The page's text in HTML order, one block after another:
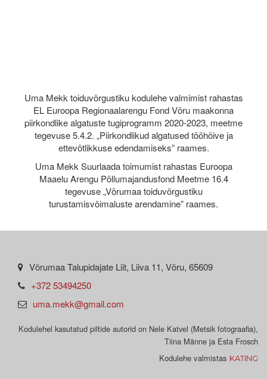
Uma Mekk toiduvõrgustiku kodulehe valmimist rahastas
EL Euroopa Regionaalarengu Fond Võru maakonna
piirkondlike algatuste tugiprogramm 2020-2023, meetme
tegevuse 5.4.2. „Piirkondlikud algatused tööhõive ja
ettevõtlikkuse edendamiseks” raames.
Uma Mekk Suurlaada toimumist rahastas Euroopa
Maaelu Arengu Põllumajandusfond Meetme 16.4
tegevuse „Võrumaa toiduvõrgustiku
turustamisvõimaluste arendamine” raames.
Võrumaa Talupidajate Liit, Liiva 11, Võru, 65609
+372 53494250
uma.mekk@gmail.com
Kodulehel kasutatud piltide autorid on Nele Katvel (Metsik fotograafia),
Tiina Männe ja Esta Frosch
Kodulehe valmistas KATING